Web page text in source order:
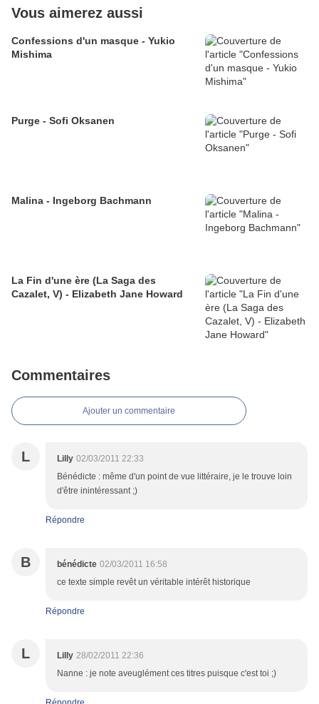
Vous aimerez aussi
Confessions d'un masque - Yukio
Mishima
Purge - Sofi Oksanen
Malina - Ingeborg Bachmann
La Fin d'une ère (La Saga des
Cazalet, V) - Elizabeth Jane Howard
Commentaires
Ajouter un commentaire
L Lilly 02/03/2011 22:33
Bénédicte : même d'un point de vue littéraire, je le trouve loin
d'être inintéressant ;)
Répondre
B bénédicte 02/03/2011 16:58
ce texte simple revêt un véritable intérêt historique
Répondre
L Lilly 28/02/2011 22:36
Nanne : je note aveuglément ces titres puisque c'est toi ;)